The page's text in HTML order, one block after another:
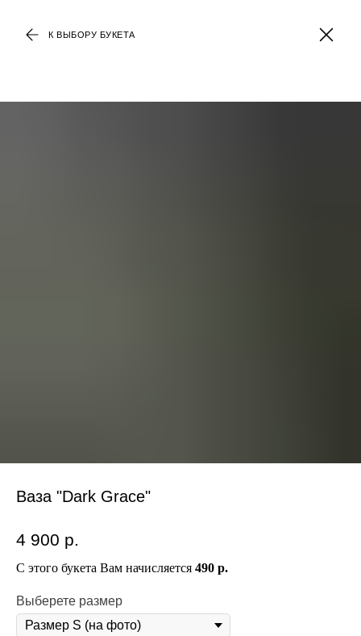
К ВЫБОРУ БУКЕТА
Ваза "Dark Grace"
4 900 р.
С этого букета Вам начисляется 490 р.
Выберете размер